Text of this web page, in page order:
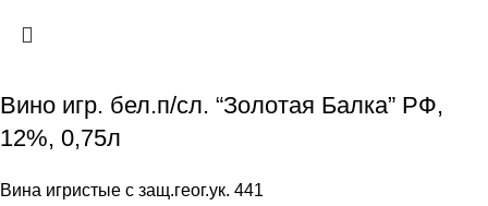
Вино игр. бел.п/сл. “Золотая Балка” РФ,
12%, 0,75л
Вина игристые с защ.геог.ук. 441